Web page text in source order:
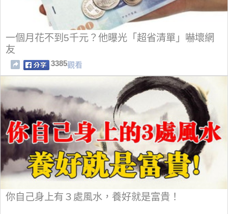
一個月花不到5千元？他曝光「超省清單」嚇壞網
友
3385觀看
你自己身上有３處風水，養好就是富貴！